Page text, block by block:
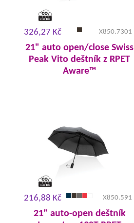
326,27 Kč X850.7301
21" auto open/close Swiss
Peak Vito deštník z RPET
Aware™
216,88 Kč X850.591
21" auto-open deštník